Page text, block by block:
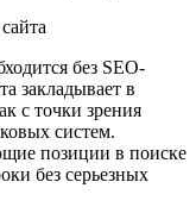
без SEO-
закладывает в
с точки зрения
систем.
позиции в поиске
без серьезных